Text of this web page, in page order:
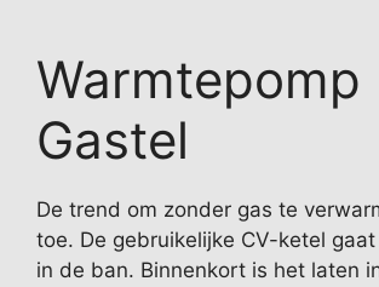
Warmtepomp
Gastel
De trend om zonder gas te
toe. De gebruikelijke CV-ketel
in de ban. Binnenkort is het laten